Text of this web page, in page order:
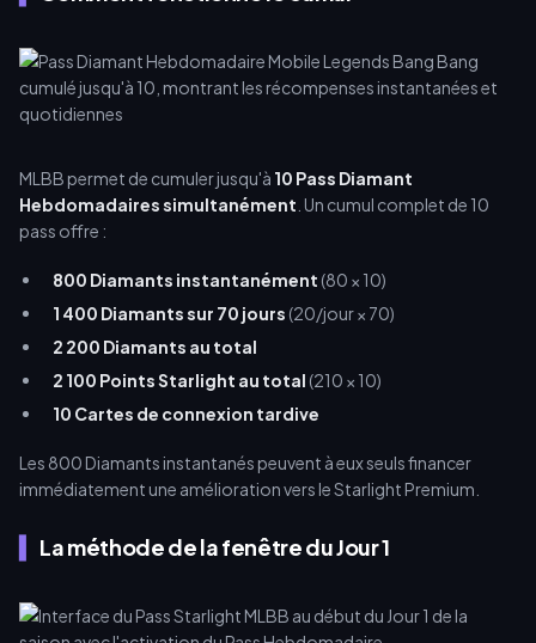
MLBB permet de cumuler jusqu'à 10 Pass Diamant
Hebdomadaires simultanément . Un cumul complet de 10
pass offre :
800 Diamants instantanément (80 × 10)
1 400 Diamants sur 70 jours (20/jour × 70)
2 200 Diamants au total
2 100 Points Starlight au total (210 × 10)
10 Cartes de connexion tardive
Les 800 Diamants instantanés peuvent à eux seuls financer
immédiatement une amélioration vers le Starlight Premium.
La méthode de la fenêtre du Jour 1